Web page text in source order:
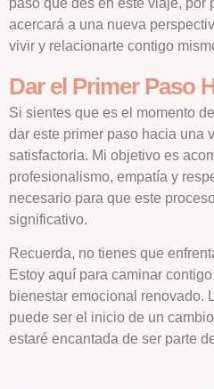
paso que des en este viaje, por
acercará a una nueva
vivir y relacionarte contigo
Dar el Primer Paso
Si sientes que es el momento
dar este primer paso hacia una
satisfactoria. Mi objetivo es
profesionalismo, empatía y
necesario para que este
significativo.
Recuerda, no tienes que
Estoy aquí para caminar
bienestar emocional renovado.
puede ser el inicio de un
estaré encantada de ser parte